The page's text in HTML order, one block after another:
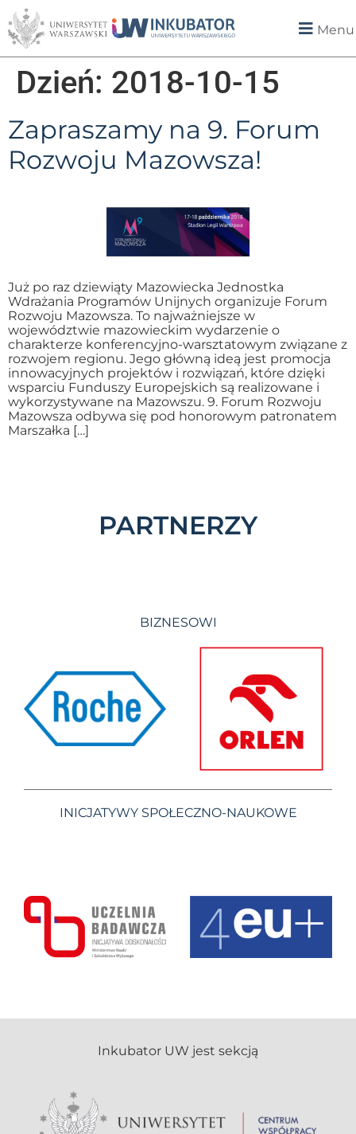
Menu
Dzień: 2018-10-15
Zapraszamy na 9. Forum
Rozwoju Mazowsza!
Już po raz dziewiąty Mazowiecka Jednostka
Wdrażania Programów Unijnych organizuje Forum
Rozwoju Mazowsza. To najważniejsze w
województwie mazowieckim wydarzenie o
charakterze konferencyjno-warsztatowym związane z
rozwojem regionu. Jego główną ideą jest promocja
innowacyjnych projektów i rozwiązań, które dzięki
wsparciu Funduszy Europejskich są realizowane i
wykorzystywane na Mazowszu. 9. Forum Rozwoju
Mazowsza odbywa się pod honorowym patronatem
Marszałka […]
PARTNERZY
BIZNESOWI
INICJATYWY SPOŁECZNO-NAUKOWE